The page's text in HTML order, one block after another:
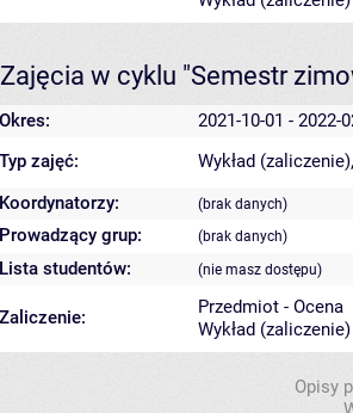
Zajęcia w cyklu "Semestr
Okres:
2021-10-01 - 2022-
Typ zajęć:
Wykład
Koordynatorzy:
(brak danych)
Prowadzący grup: (brak danych)
Lista studentów: (nie masz dostępu)
Zaliczenie:
Przedmiot - Ocena
Wykład
Opisy